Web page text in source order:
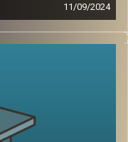
11/09/2024
אחרי שנים של מלחמות
נפילתו של הדיקטטור
הבכירים יוביל אותה
שקורעים את המדינה
אז למה כולם לאחרונה